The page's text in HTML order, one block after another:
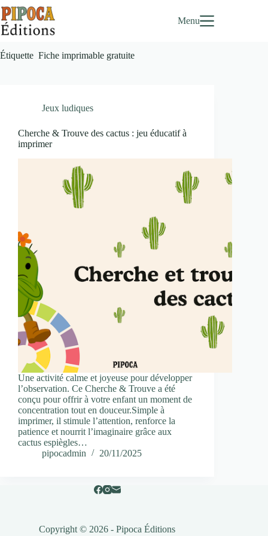
Passer
au
contenu
Menu
Étiquette Fiche imprimable gratuite
Jeux ludiques
Cherche & Trouve des cactus : jeu éducatif à
imprimer
Une activité calme et joyeuse pour développer
l’observation. Ce Cherche & Trouve a été
conçu pour offrir à votre enfant un moment de
concentration tout en douceur.Simple à
imprimer, il stimule l’attention, renforce la
patience et nourrit l’imaginaire grâce aux
cactus espiègles…
pipocadmin
20/11/2025
Copyright © 2026 - Pipoca Éditions